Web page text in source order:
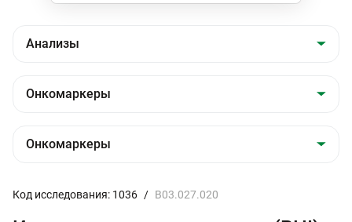
Код исследования: 1036 / B03.027.020